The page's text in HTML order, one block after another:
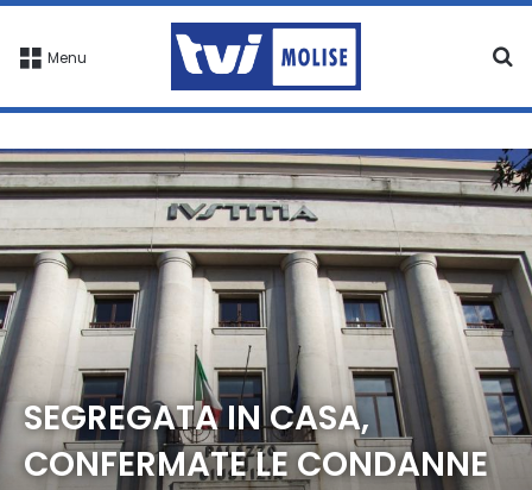
Menu
SEGREGATA IN CASA,
CONFERMATE LE CONDANNE